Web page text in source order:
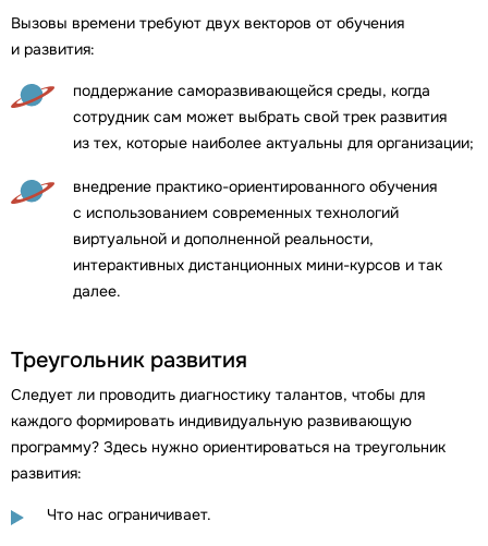
Вызовы времени требуют двух векторов от обучения
и развития:
поддержание саморазвивающейся среды, когда
сотрудник сам может выбрать свой трек развития
из тех, которые наиболее актуальны для организации;
внедрение практико-ориентированного обучения
с использованием современных технологий
виртуальной и дополненной реальности,
интерактивных дистанционных мини-курсов и так
далее.
Треугольник развития
Следует ли проводить диагностику талантов, чтобы для
каждого формировать индивидуальную развивающую
программу? Здесь нужно ориентироваться на треугольник
развития:
Что нас ограничивает.